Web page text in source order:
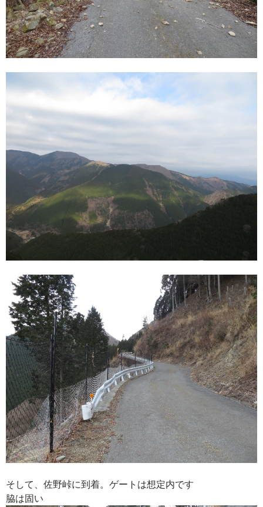
そして、佐野峠に到着。ゲートは想定内です
脇は固い